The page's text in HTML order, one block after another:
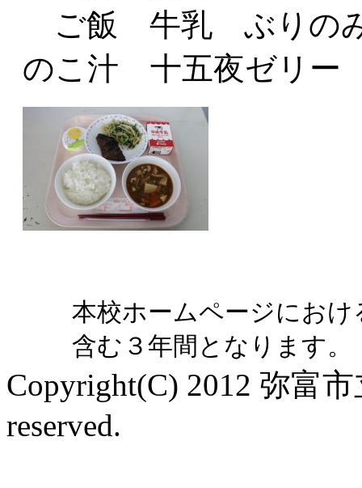
ご飯 牛乳 ぶりの
のこ汁 十五夜ゼリー
本校ホームページにお
含む３年間となります。
Copyright(C) 2012 弥富
reserved.